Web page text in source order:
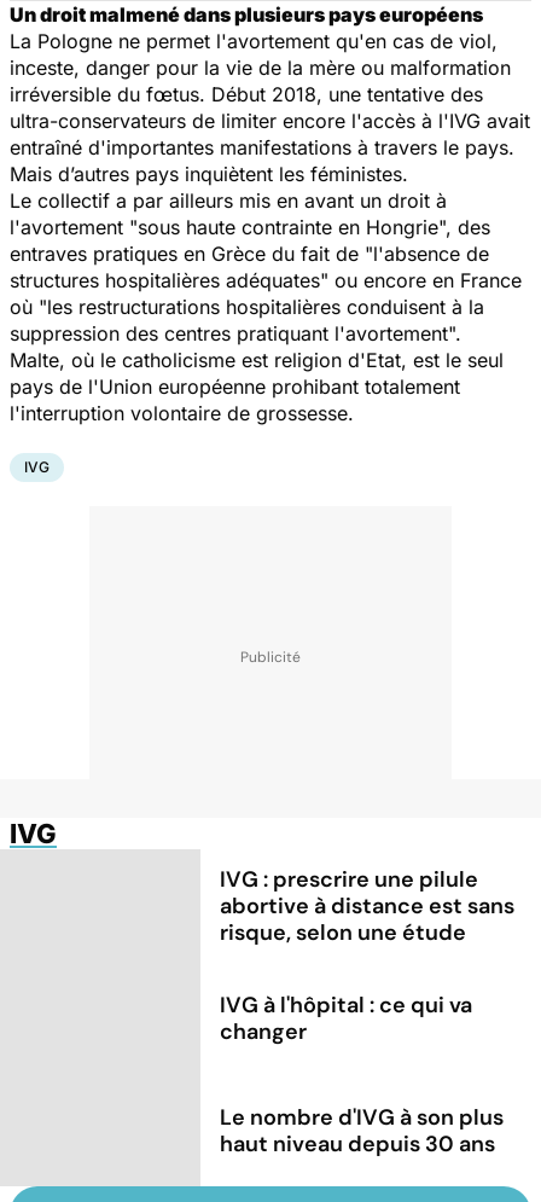
Un droit malmené dans plusieurs pays européens
La Pologne ne permet l'avortement qu'en cas de viol,
inceste, danger pour la vie de la mère ou malformation
irréversible du fœtus. Début 2018, une tentative des
ultra-conservateurs de limiter encore l'accès à l'IVG avait
entraîné d'importantes manifestations à travers le pays.
Mais d’autres pays inquiètent les féministes.
Le collectif a par ailleurs mis en avant un droit à
l'avortement "sous haute contrainte en Hongrie", des
entraves pratiques en Grèce du fait de "l'absence de
structures hospitalières adéquates" ou encore en France
où "les restructurations hospitalières conduisent à la
suppression des centres pratiquant l'avortement".
Malte, où le catholicisme est religion d'Etat, est le seul
pays de l'Union européenne prohibant totalement
l'interruption volontaire de grossesse.
IVG
IVG
IVG : prescrire une pilule
abortive à distance est sans
risque, selon une étude
IVG à l'hôpital : ce qui va
changer
Le nombre d'IVG à son plus
haut niveau depuis 30 ans